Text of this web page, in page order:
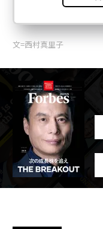
文=西村真里子